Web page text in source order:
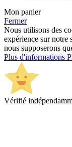
Mon panier
Fermer
Nous utilisons des
expérience sur notre
nous supposerons
Plus d'informations
Vérifié